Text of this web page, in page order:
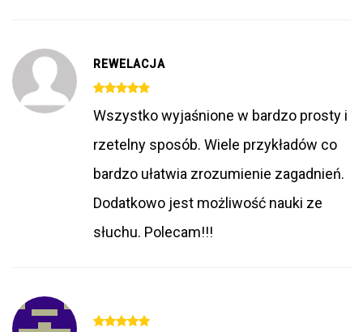
REWELACJA
Wszystko wyjaśnione w bardzo prosty i
rzetelny sposób. Wiele przykładów co
bardzo ułatwia zrozumienie zagadnień.
Dodatkowo jest możliwość nauki ze
słuchu. Polecam!!!